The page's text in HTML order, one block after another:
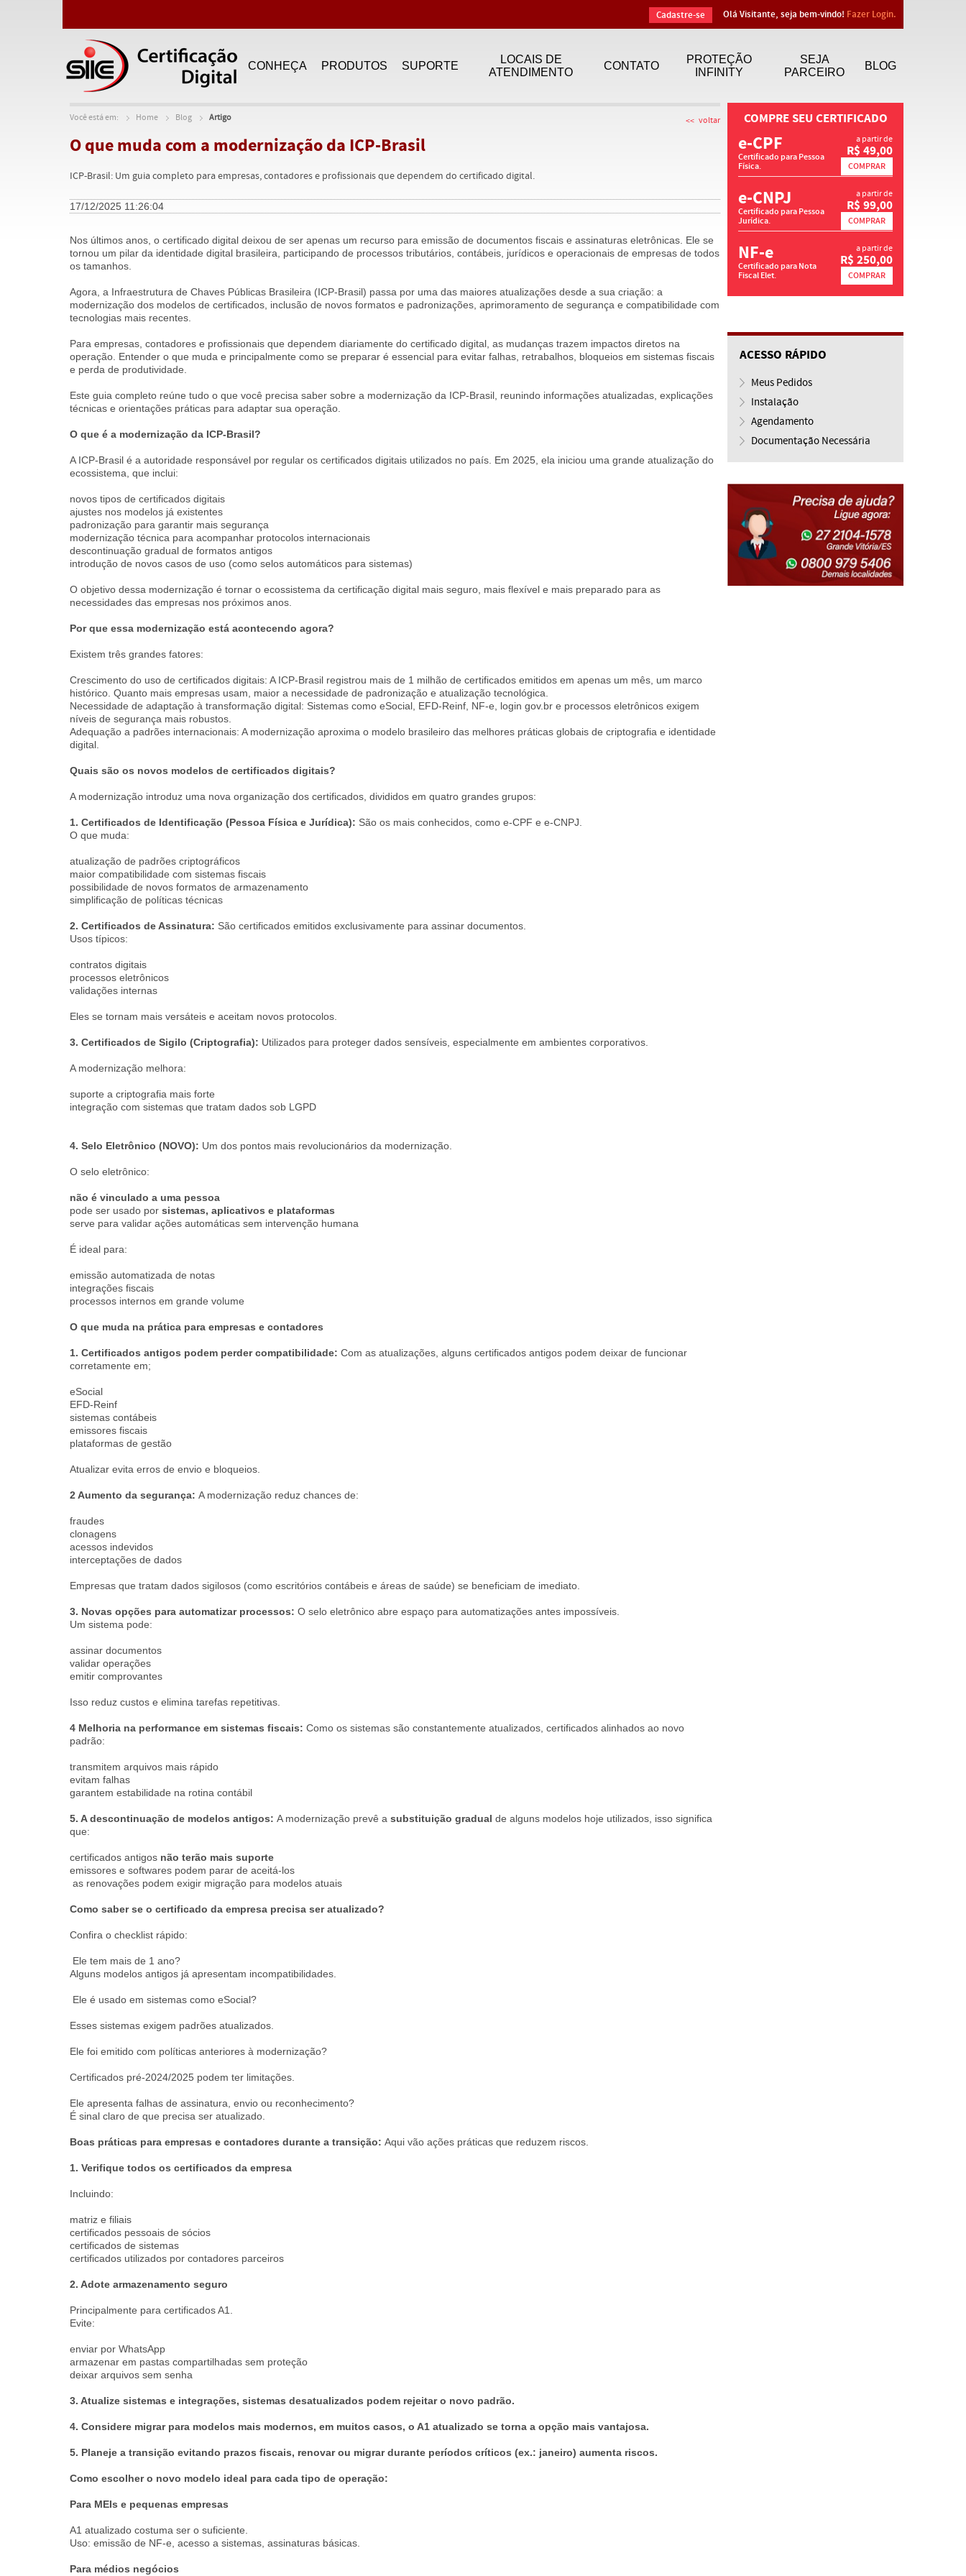
Olá Visitante, seja bem-vindo! Fazer Login.
Cadastre-se
CONHEÇA PRODUTOS SUPORTE
LOCAIS DE
ATENDIMENTO
CONTATO
PROTEÇÃO
INFINITY
SEJA
PARCEIRO
BLOG
Você está em: Home Blog Artigo voltar
O que muda com a modernização da ICP-Brasil
ICP-Brasil: Um guia completo para empresas, contadores e profissionais que dependem do certificado digital.
17/12/2025 11:26:04
Nos últimos anos, o certificado digital deixou de ser apenas um recurso para emissão de documentos fiscais e assinaturas eletrônicas. Ele se
tornou um pilar da identidade digital brasileira, participando de processos tributários, contábeis, jurídicos e operacionais de empresas de todos
os tamanhos.
Agora, a Infraestrutura de Chaves Públicas Brasileira (ICP-Brasil) passa por uma das maiores atualizações desde a sua criação: a
modernização dos modelos de certificados, inclusão de novos formatos e padronizações, aprimoramento de segurança e compatibilidade com
tecnologias mais recentes.
Para empresas, contadores e profissionais que dependem diariamente do certificado digital, as mudanças trazem impactos diretos na
operação. Entender o que muda e principalmente como se preparar é essencial para evitar falhas, retrabalhos, bloqueios em sistemas fiscais
e perda de produtividade.
Este guia completo reúne tudo o que você precisa saber sobre a modernização da ICP-Brasil, reunindo informações atualizadas, explicações
técnicas e orientações práticas para adaptar sua operação.
O que é a modernização da ICP-Brasil?
A ICP-Brasil é a autoridade responsável por regular os certificados digitais utilizados no país. Em 2025, ela iniciou uma grande atualização do
ecossistema, que inclui:
novos tipos de certificados digitais
ajustes nos modelos já existentes
padronização para garantir mais segurança
modernização técnica para acompanhar protocolos internacionais
descontinuação gradual de formatos antigos
introdução de novos casos de uso (como selos automáticos para sistemas)
O objetivo dessa modernização é tornar o ecossistema da certificação digital mais seguro, mais flexível e mais preparado para as
necessidades das empresas nos próximos anos.
Por que essa modernização está acontecendo agora?
Existem três grandes fatores:
Crescimento do uso de certificados digitais: A ICP-Brasil registrou mais de 1 milhão de certificados emitidos em apenas um mês, um marco
histórico. Quanto mais empresas usam, maior a necessidade de padronização e atualização tecnológica.
Necessidade de adaptação à transformação digital: Sistemas como eSocial, EFD-Reinf, NF-e, login gov.br e processos eletrônicos exigem
níveis de segurança mais robustos.
Adequação a padrões internacionais: A modernização aproxima o modelo brasileiro das melhores práticas globais de criptografia e identidade
digital.
Quais são os novos modelos de certificados digitais?
A modernização introduz uma nova organização dos certificados, divididos em quatro grandes grupos:
1. Certificados de Identificação (Pessoa Física e Jurídica): São os mais conhecidos, como e-CPF e e-CNPJ.
O que muda:
atualização de padrões criptográficos
maior compatibilidade com sistemas fiscais
possibilidade de novos formatos de armazenamento
simplificação de políticas técnicas
2. Certificados de Assinatura: São certificados emitidos exclusivamente para assinar documentos.
Usos típicos:
contratos digitais
processos eletrônicos
validações internas
Eles se tornam mais versáteis e aceitam novos protocolos.
3. Certificados de Sigilo (Criptografia): Utilizados para proteger dados sensíveis, especialmente em ambientes corporativos.
A modernização melhora:
suporte a criptografia mais forte
integração com sistemas que tratam dados sob LGPD
4. Selo Eletrônico (NOVO): Um dos pontos mais revolucionários da modernização.
O selo eletrônico:
não é vinculado a uma pessoa
pode ser usado por sistemas, aplicativos e plataformas
serve para validar ações automáticas sem intervenção humana
É ideal para:
emissão automatizada de notas
integrações fiscais
processos internos em grande volume
O que muda na prática para empresas e contadores
1. Certificados antigos podem perder compatibilidade: Com as atualizações, alguns certificados antigos podem deixar de funcionar
corretamente em;
eSocial
EFD-Reinf
sistemas contábeis
emissores fiscais
plataformas de gestão
Atualizar evita erros de envio e bloqueios.
2 Aumento da segurança: A modernização reduz chances de:
fraudes
clonagens
acessos indevidos
interceptações de dados
Empresas que tratam dados sigilosos (como escritórios contábeis e áreas de saúde) se beneficiam de imediato.
3. Novas opções para automatizar processos: O selo eletrônico abre espaço para automatizações antes impossíveis.
Um sistema pode:
assinar documentos
validar operações
emitir comprovantes
Isso reduz custos e elimina tarefas repetitivas.
4 Melhoria na performance em sistemas fiscais: Como os sistemas são constantemente atualizados, certificados alinhados ao novo
padrão:
transmitem arquivos mais rápido
evitam falhas
garantem estabilidade na rotina contábil
5. A descontinuação de modelos antigos: A modernização prevê a substituição gradual de alguns modelos hoje utilizados, isso significa
que:
certificados antigos não terão mais suporte
emissores e softwares podem parar de aceitá-los
as renovações podem exigir migração para modelos atuais
Como saber se o certificado da empresa precisa ser atualizado?
Confira o checklist rápido:
Ele tem mais de 1 ano?
Alguns modelos antigos já apresentam incompatibilidades.
Ele é usado em sistemas como eSocial?
Esses sistemas exigem padrões atualizados.
Ele foi emitido com políticas anteriores à modernização?
Certificados pré-2024/2025 podem ter limitações.
Ele apresenta falhas de assinatura, envio ou reconhecimento?
É sinal claro de que precisa ser atualizado.
Boas práticas para empresas e contadores durante a transição: Aqui vão ações práticas que reduzem riscos.
1. Verifique todos os certificados da empresa
Incluindo:
matriz e filiais
certificados pessoais de sócios
certificados de sistemas
certificados utilizados por contadores parceiros
2. Adote armazenamento seguro
Principalmente para certificados A1.
Evite:
enviar por WhatsApp
armazenar em pastas compartilhadas sem proteção
deixar arquivos sem senha
3. Atualize sistemas e integrações, sistemas desatualizados podem rejeitar o novo padrão.
4. Considere migrar para modelos mais modernos, em muitos casos, o A1 atualizado se torna a opção mais vantajosa.
5. Planeje a transição evitando prazos fiscais, renovar ou migrar durante períodos críticos (ex.: janeiro) aumenta riscos.
Como escolher o novo modelo ideal para cada tipo de operação:
Para MEIs e pequenas empresas
A1 atualizado costuma ser o suficiente.
Uso: emissão de NF-e, acesso a sistemas, assinaturas básicas.
Para médios negócios
COMPRE SEU CERTIFICADO
e-CPF
Certificado para Pessoa
Física.
a partir de
R$ 49,00
COMPRAR
e-CNPJ
Certificado para Pessoa
Jurídica.
a partir de
R$ 99,00
COMPRAR
NF-e
Certificado para Nota
Fiscal Elet.
a partir de
R$ 250,00
COMPRAR
ACESSO RÁPIDO
Meus Pedidos
Instalação
Agendamento
Documentação Necessária